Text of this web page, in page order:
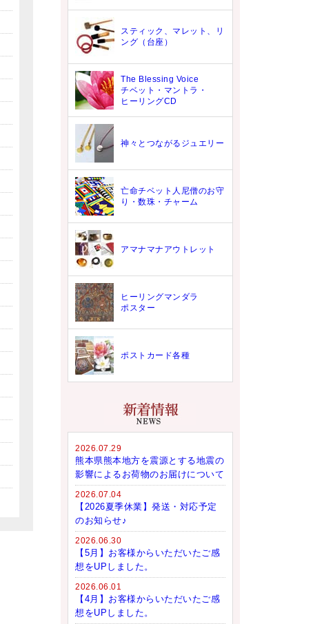
スティック、マレット、リ
ング（台座）
The Blessing Voice
チベット・マントラ・
ヒーリングCD
神々とつながるジュエリー
亡命チベット人尼僧のお守
り・数珠・チャーム
アマナマナアウトレット
ヒーリングマンダラ
ポスター
ポストカード各種
2026.07.29
熊本県熊本地方を震源とする地震の
影響によるお荷物のお届けについて
2026.07.04
【2026夏季休業】発送・対応予定
のお知らせ♪
2026.06.30
【5月】お客様からいただいたご感
想をUPしました。
2026.06.01
【4月】お客様からいただいたご感
想をUPしました。